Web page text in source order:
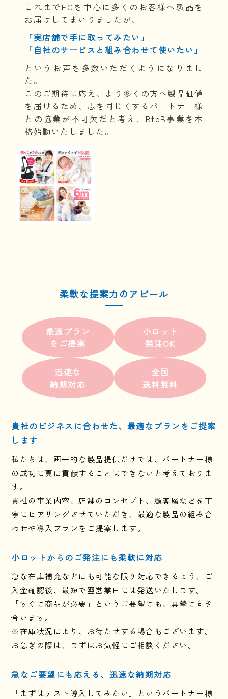
これまでECを中心に多くのお客様へ製品を
お届けしてまいりましたが、
「実店舗で手に取ってみたい」
「自社のサービスと組み合わせて使いたい」
というお声を多数いただくようになりまし
た。
このご期待に応え、より多くの方へ製品価値
を届けるため、志を同じくするパートナー様
との協業が不可欠だと考え、BtoB事業を本
格始動いたしました。
柔軟な提案力のアピール
最適プラン
をご提案
小ロット
発注OK
迅速な
納期対応
全国
送料無料
貴社のビジネスに合わせた、最適なプランをご提案
します
私たちは、画一的な製品提供だけでは、パートナー様
の成功に真に貢献することはできないと考えておりま
す。
貴社の事業内容、店舗のコンセプト、顧客層などを丁
寧にヒアリングさせていただき、最適な製品の組み合
わせや導入プランをご提案します。
小ロットからのご発注にも柔軟に対応
急な在庫補充などにも可能な限り対応できるよう、ご
入金確認後、最短で翌営業日には発送いたします。
「すぐに商品が必要」というご要望にも、真摯に向き
合います。
※在庫状況により、お待たせする場合もございます。
お急ぎの際は、まずはお気軽にご相談ください。
急なご要望にも応える、迅速な納期対応
「まずはテスト導入してみたい」というパートナー様